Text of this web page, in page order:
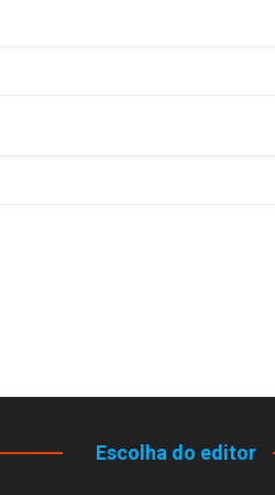
Escolha do editor